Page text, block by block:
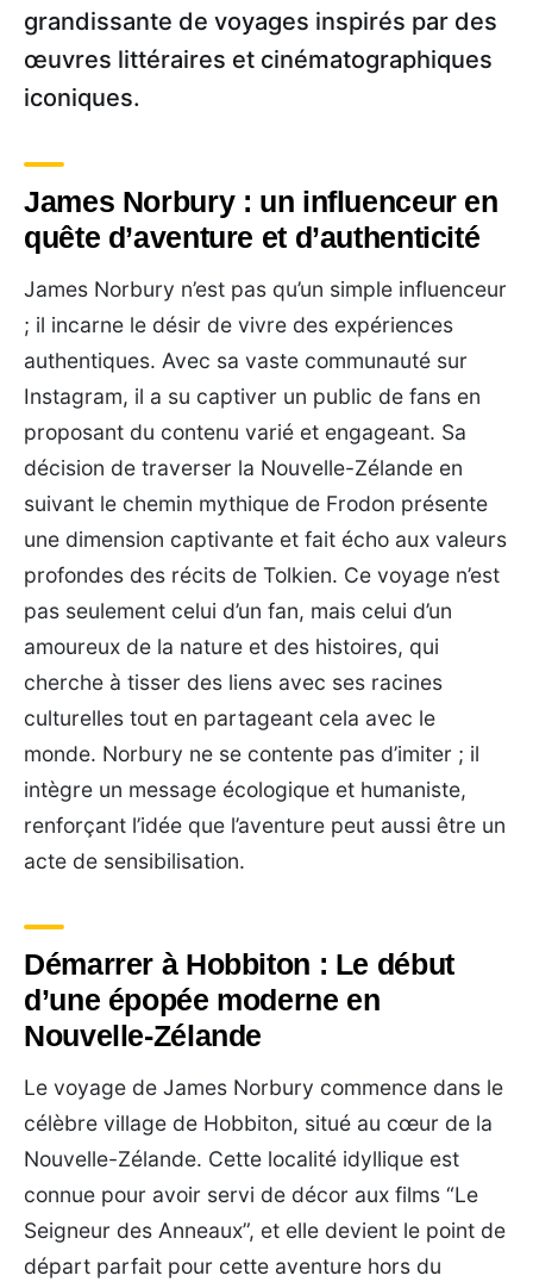
grandissante de voyages inspirés par des
œuvres littéraires et cinématographiques
iconiques.
James Norbury : un influenceur en
quête d’aventure et d’authenticité
James Norbury n’est pas qu’un simple influenceur
; il incarne le désir de vivre des expériences
authentiques. Avec sa vaste communauté sur
Instagram, il a su captiver un public de fans en
proposant du contenu varié et engageant. Sa
décision de traverser la Nouvelle-Zélande en
suivant le chemin mythique de Frodon présente
une dimension captivante et fait écho aux valeurs
profondes des récits de Tolkien. Ce voyage n’est
pas seulement celui d’un fan, mais celui d’un
amoureux de la nature et des histoires, qui
cherche à tisser des liens avec ses racines
culturelles tout en partageant cela avec le
monde. Norbury ne se contente pas d’imiter ; il
intègre un message écologique et humaniste,
renforçant l’idée que l’aventure peut aussi être un
acte de sensibilisation.
Démarrer à Hobbiton : Le début
d’une épopée moderne en
Nouvelle-Zélande
Le voyage de James Norbury commence dans le
célèbre village de Hobbiton, situé au cœur de la
Nouvelle-Zélande. Cette localité idyllique est
connue pour avoir servi de décor aux films “Le
Seigneur des Anneaux”, et elle devient le point de
départ parfait pour cette aventure hors du